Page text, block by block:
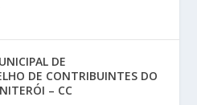
DE
DE CONTRIBUINTES DO
– CC